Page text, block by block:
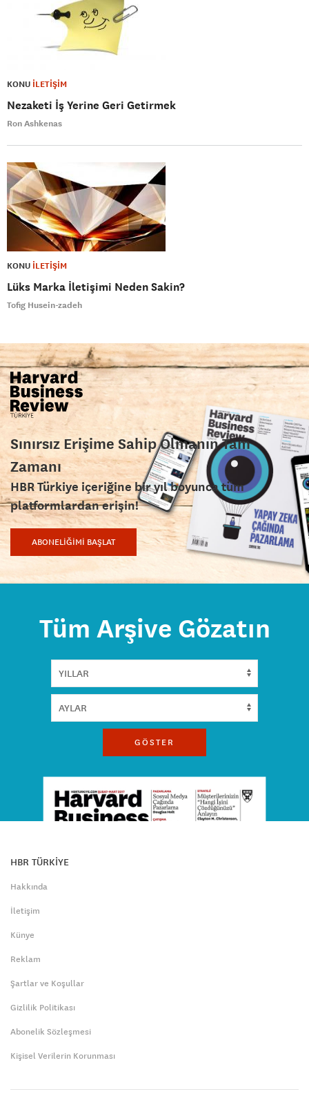
KONU İLETİŞİM
Nezaketi İş Yerine Geri Getirmek
Ron Ashkenas
KONU İLETİŞİM
Lüks Marka İletişimi Neden Sakin?
Tofig Husein-zadeh
Sınırsız Erişime Sahip Olmanın Tam
Zamanı
HBR Türkiye içeriğine bir yıl boyunca tüm
platformlardan erişin!
ABONELİĞİMİ BAŞLAT
Tüm Arşive Gözatın
GÖSTER
HBR TÜRKİYE
Hakkında
İletişim
Künye
Reklam
Şartlar ve Koşullar
Gizlilik Politikası
Abonelik Sözleşmesi
Kişisel Verilerin Korunması